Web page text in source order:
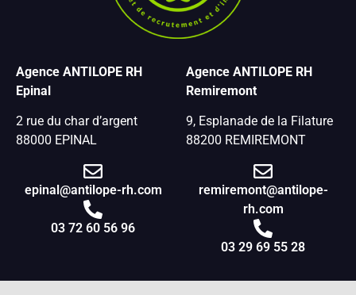
Agence ANTILOPE RH
Epinal
2 rue du char d’argent
88000 EPINAL
epinal@antilope-rh.com
03 72 60 56 96
Agence ANTILOPE RH
Remiremont
9, Esplanade de la Filature
88200 REMIREMONT
remiremont@antilope-
rh.com
03 29 69 55 28